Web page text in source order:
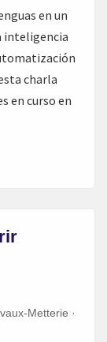
en un
inteligencia
charla
en curso en
Metterie ·